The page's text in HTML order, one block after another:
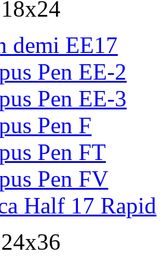
demi EE17
Pen EE-2
Pen EE-3
Pen F
Pen FT
Pen FV
Half 17 Rapid